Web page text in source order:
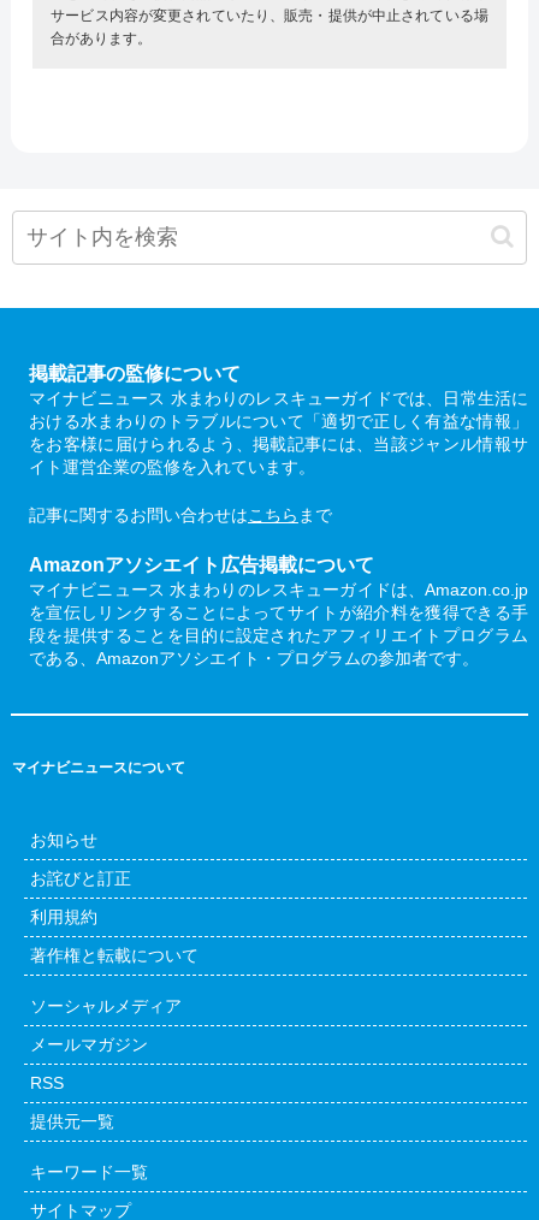
サービス内容が変更されていたり、販売・提供が中止されている場
合があります。
掲載記事の監修について
マイナビニュース 水まわりのレスキューガイドでは、日常生活に
おける水まわりのトラブルについて「適切で正しく有益な情報」
をお客様に届けられるよう、掲載記事には、当該ジャンル情報サ
イト運営企業の監修を入れています。
記事に関するお問い合わせはこちら まで
Amazonアソシエイト広告掲載について
マイナビニュース 水まわりのレスキューガイドは、Amazon.co.jp
を宣伝しリンクすることによってサイトが紹介料を獲得できる手
段を提供することを目的に設定されたアフィリエイトプログラム
である、Amazonアソシエイト・プログラムの参加者です。
マイナビニュースについて
お知らせ
お詫びと訂正
利用規約
著作権と転載について
ソーシャルメディア
メールマガジン
RSS
提供元一覧
キーワード一覧
サイトマップ